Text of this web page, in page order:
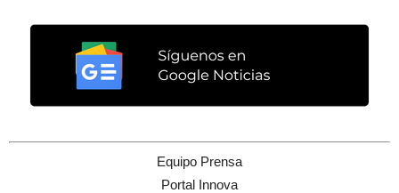
Equipo Prensa
Portal Innova